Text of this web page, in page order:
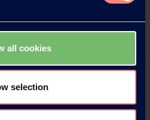
all cookies
selection